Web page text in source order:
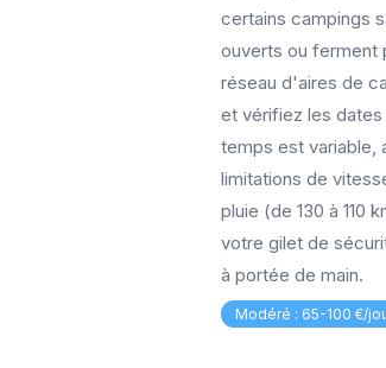
certains campings
ouverts ou ferment
réseau d'aires de
et vérifiez les
temps est variable,
limitations de
pluie (de 130 à 110
votre gilet de
à portée de main.
Modéré : 65-100 €/